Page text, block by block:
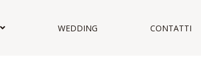
WEDDING CONTATTI